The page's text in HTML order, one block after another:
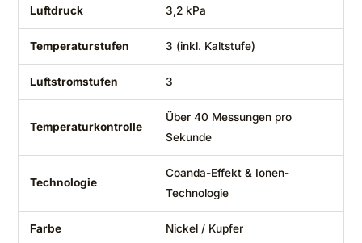
Luftdruck 3,2 kPa
Temperaturstufen 3 (inkl. Kaltstufe)
Luftstromstufen 3
Temperaturkontrolle
Über 40 Messungen pro
Sekunde
Technologie
Coanda-Effekt & Ionen-
Technologie
Farbe Nickel / Kupfer